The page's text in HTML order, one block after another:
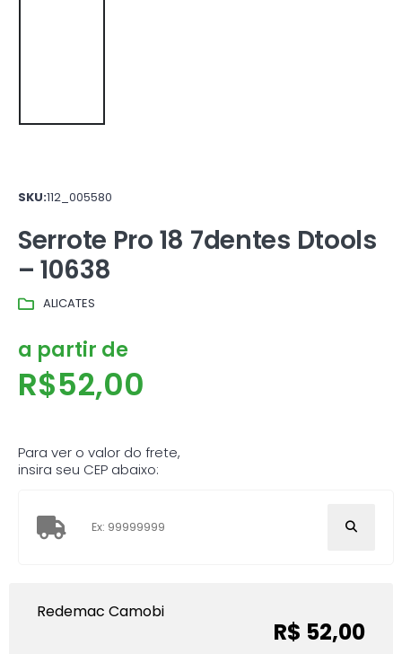
SKU:112_005580
Serrote Pro 18 7dentes Dtools
– 10638
ALICATES
a partir de
R$52,00
Para ver o valor do frete,
insira seu CEP abaixo:
Redemac Camobi
R$ 52,00